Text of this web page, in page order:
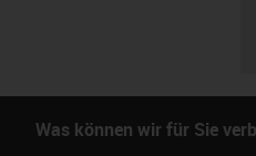
Was können wir für Sie